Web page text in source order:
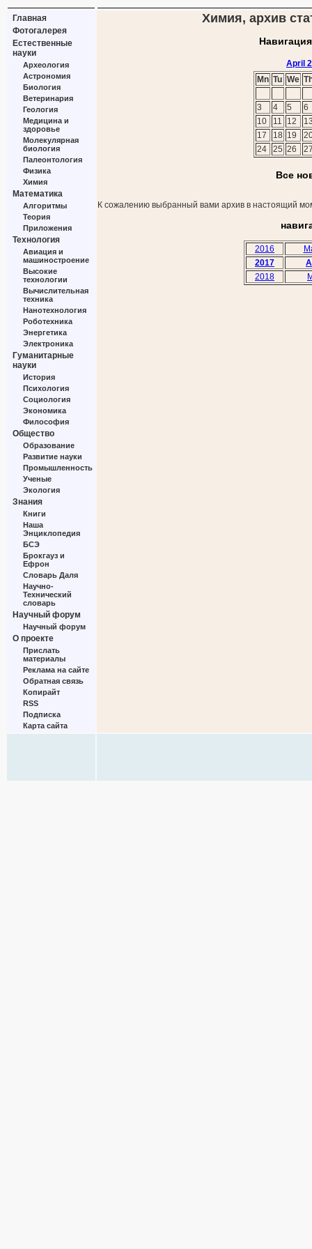
Главная
Фотогалерея
Естественные
науки
Археология
Астрономия
Биология
Ветеринария
Геология
Медицина и
здоровье
Молекулярная
биология
Палеонтология
Физика
Химия
Математика
Алгоритмы
Теория
Приложения
Технология
Авиация и
машиностроение
Высокие
технологии
Вычислительная
техника
Нанотехнология
Роботехника
Энергетика
Электроника
Гуманитарные
науки
История
Психология
Социология
Экономика
Философия
Общество
Образование
Развитие науки
Промышленность
Ученые
Экология
Знания
Книги
Наша
Энциклопедия
БСЭ
Брокгауз и
Ефрон
Словарь Даля
Научно-
Технический
словарь
Научный форум
Научный форум
О проекте
Прислать
материалы
Реклама на сайте
Обратная связь
Копирайт
RSS
Подписка
Карта сайта
Химия, архив
April
Mn Tu We
3 4 5
6
10
11 12
17
18 19
24
25 26
Все
К сожалению выбранный вами архив в настоящий
2016
2017
2018